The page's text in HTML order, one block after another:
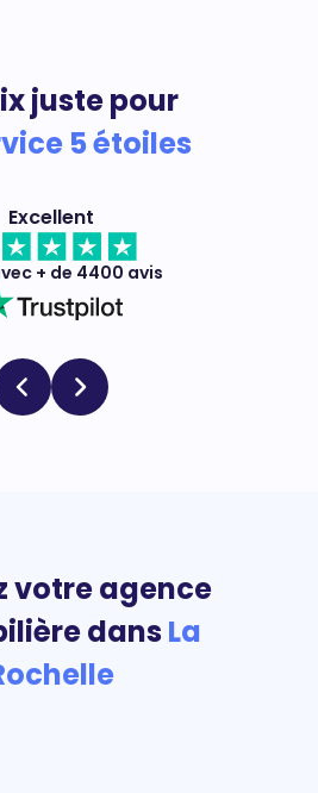
juste pour
5 étoiles
Excellent
+ de 4400 avis
votre agence
dansLa